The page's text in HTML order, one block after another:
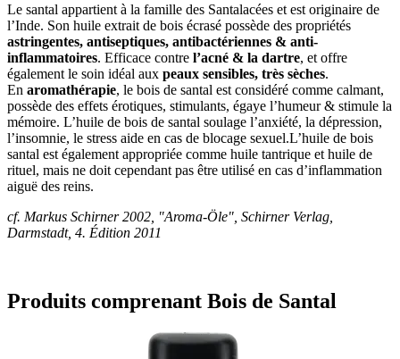
Le santal appartient à la famille des Santalacées et est originaire de
l’Inde. Son huile extrait de bois écrasé possède des propriétés
astringentes, antiseptiques, antibactériennes & anti-
inflammatoires. Efficace contre l’acné & la dartre, et offre
également le soin idéal aux peaux sensibles, très sèches.
En aromathérapie, le bois de santal est considéré comme calmant,
possède des effets érotiques, stimulants, égaye l’humeur & stimule la
mémoire. L’huile de bois de santal soulage l’anxiété, la dépression,
l’insomnie, le stress aide en cas de blocage sexuel.L’huile de bois
santal est également appropriée comme huile tantrique et huile de
rituel, mais ne doit cependant pas être utilisé en cas d’inflammation
aiguë des reins.
cf. Markus Schirner 2002, "Aroma-Öle", Schirner Verlag,
Darmstadt, 4. Édition 2011
Produits comprenant Bois de Santal